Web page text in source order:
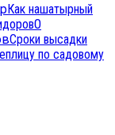
Как нашатырный
0
Сроки высадки
по садовому